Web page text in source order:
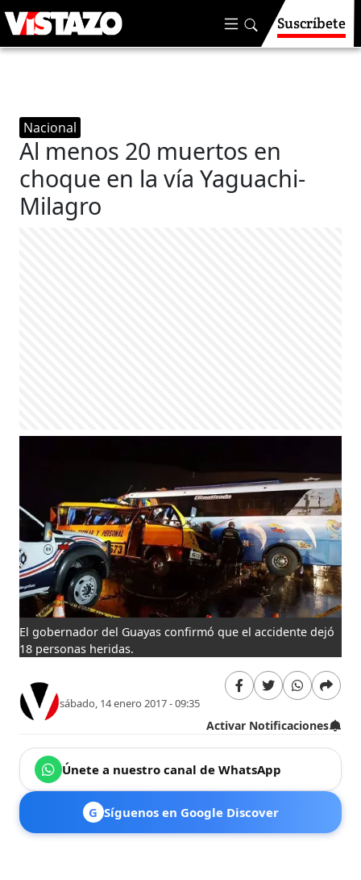
Suscríbete
Nacional
Al menos 20 muertos en
choque en la vía Yaguachi-
Milagro
El gobernador del Guayas confirmó que el accidente dejó
18 personas heridas.
sábado, 14 enero 2017 - 09:35
Activar Notificaciones
Únete a nuestro canal de WhatsApp
G Síguenos en Google Discover